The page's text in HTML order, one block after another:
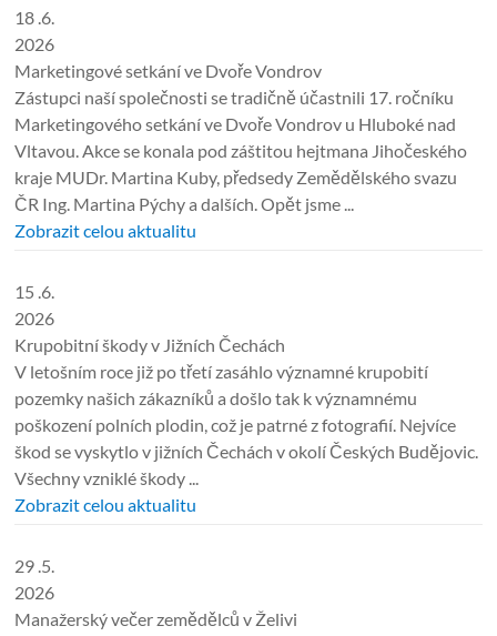
18 .6.
2026
Marketingové setkání ve Dvoře Vondrov
Zástupci naší společnosti se tradičně účastnili 17. ročníku
Marketingového setkání ve Dvoře Vondrov u Hluboké nad
Vltavou. Akce se konala pod záštitou hejtmana Jihočeského
kraje MUDr. Martina Kuby, předsedy Zemědělského svazu
ČR Ing. Martina Pýchy a dalších. Opět jsme ...
Zobrazit celou aktualitu
15 .6.
2026
Krupobitní škody v Jižních Čechách
V letošním roce již po třetí zasáhlo významné krupobití
pozemky našich zákazníků a došlo tak k významnému
poškození polních plodin, což je patrné z fotografií. Nejvíce
škod se vyskytlo v jižních Čechách v okolí Českých Budějovic.
Všechny vzniklé škody ...
Zobrazit celou aktualitu
29 .5.
2026
Manažerský večer zemědělců v Želivi